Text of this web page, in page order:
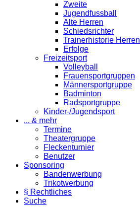
Zweite
Jugendfussball
Alte Herren
Schiedsrichter
Trainerhistorie Herren
Erfolge
Freizeitsport
Volleyball
Frauensportgruppen
Männersportgruppe
Badminton
Radsportgruppe
Kinder-/Jugendsport
... & mehr
Termine
Theatergruppe
Fleckenturnier
Benutzer
Sponsoring
Bandenwerbung
Trikotwerbung
§ Rechtliches
Suche